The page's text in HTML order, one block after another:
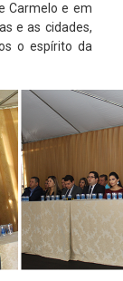
Carmelo e em
e as cidades,
o espírito da